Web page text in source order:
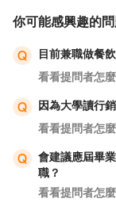
你可能感興趣的問
目前兼職做餐
看看提問者怎
因為大學讀行
看看提問者怎
會建議應屆畢
職？
看看提問者怎